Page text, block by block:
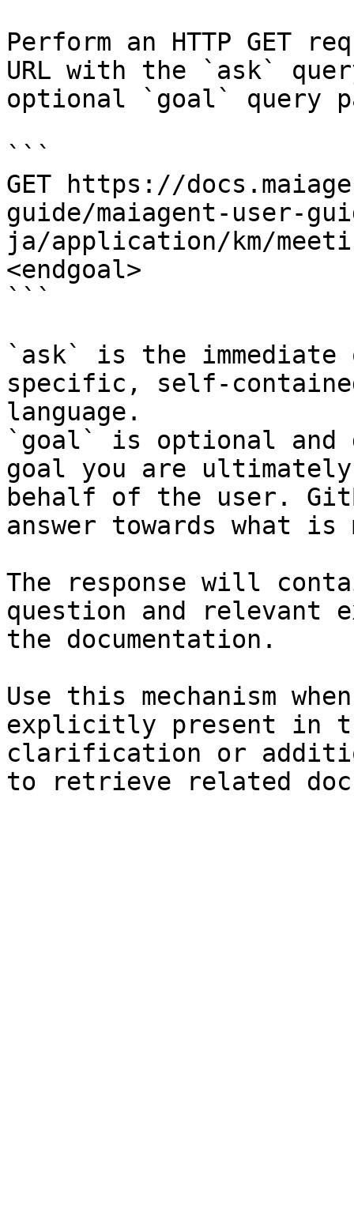
Perform an HTTP GET
URL with the `ask`
optional `goal` query
```
GET https://
guide/maiagent-user-
ja/application/km/
<endgoal>
```
`ask` is the
specific, self-
language.
`goal` is optional and
goal you are
behalf of the user.
answer towards what
The response will
question and relevant
the documentation.
Use this mechanism
explicitly present in
clarification or